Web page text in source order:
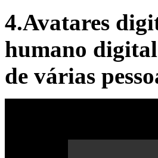
4.Avatares
humano
de várias